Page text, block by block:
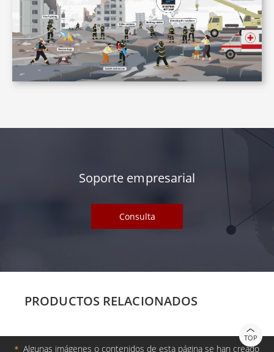
Soporte empresarial
Consulta
PRODUCTOS RELACIONADOS
TOP
＊ Algunas imágenes o contenidos de esta página se han creado